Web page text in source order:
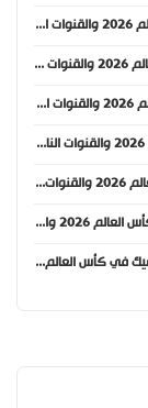
موعد مباراة ألمانيا وكوراساو في كأس العالم 2026 والقنوات الناقلة
موعد مباراة هايتي واسكتلندا في كأس العالم 2026 والقنوات الناقلة
موعد مباراة البرازيل والمغرب في كأس العالم 2026 والقنوات الناقلة
موعد مباراة قطر وسويسرا في كأس العالم 2026 والقنوات الناقلة
موعد مباراة أمريكا والباراغواي في كأس العالم 2026 والقنوات الناقلة
موعد مباراة كندا والبوسنة والهرسك في كأس العالم 2026 والقنوات الناقلة
موعد مباراة كوريا الجنوبية وجمهورية التشيك في كأس العالم 2026 والقنوات الناقلة